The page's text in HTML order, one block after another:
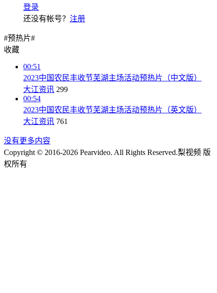
登录
还没有帐号？ 注册
#预热片#
收藏
00:51
2023中国农民丰收节芜湖主场活动预热片（中文版）
大江资讯 299
00:54
2023中国农民丰收节芜湖主场活动预热片（英文版）
大江资讯 761
没有更多内容
Copyright © 2016-2026 Pearvideo. All Rights Reserved.梨视频 版
权所有